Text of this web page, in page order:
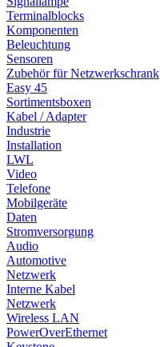
Terminalblocks
Komponenten
Beleuchtung
Sensoren
Zubehör für Netzwerkschrank
Easy 45
Sortimentsboxen
Kabel / Adapter
Industrie
Installation
LWL
Video
Telefone
Mobilgeräte
Daten
Stromversorgung
Audio
Automotive
Netzwerk
Interne Kabel
Netzwerk
Wireless LAN
PowerOverEthernet